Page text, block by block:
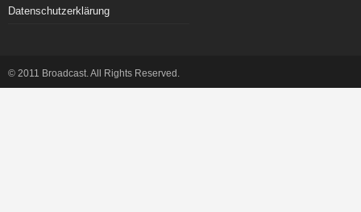
Datenschutzerklärung
© 2011 Broadcast. All Rights Reserved.